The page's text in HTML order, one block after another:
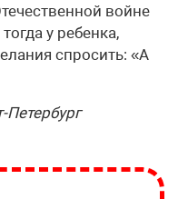
войне
у ребенка,
спросить: «А